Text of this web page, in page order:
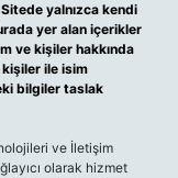
yalnızca kendi
yer alan içerikler
ve kişiler hakkında
kişiler ile isim
bilgiler taslak
ve İletişim
olarak hizmet